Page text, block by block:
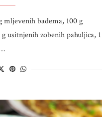
mljevenih badema, 100 g
usitnjenih zobenih pahuljica, 1